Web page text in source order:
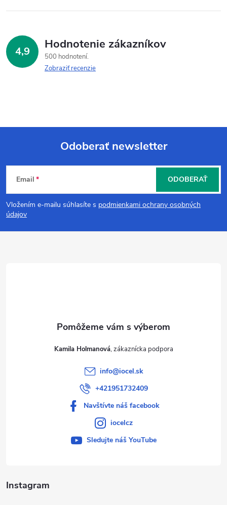
4,9 Hodnotenie zákazníkov
500 hodnotení
Zobraziť recenzie
Z
á
p
Odoberať newsletter
Email
Vložením e-mailu súhlasíte s podmienkami ochrany osobných
údajov
ODOBERAŤ
Instagram
Kamila Holmanová
info@iocel.sk
+421951732409
Navštívte náš facebook
iocelcz
Sledujte náš YouTube